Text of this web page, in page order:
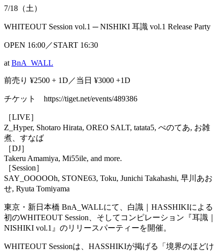
7/18（土）
WHITEOUT Session vol.1 ─ NISHIKI 耳識 vol.1 Release Party
OPEN 16:00／START 16:30
at BnA_WALL
前売り ¥2500 + 1D／当日 ¥3000 +1D
チケット https://tiget.net/events/489386
［LIVE］
Z_Hyper, Shotaro Hirata, OREO SALT, tatata5, ぺのてあ, お雑
煮、すなば
［DJ］
Takeru Amamiya, Mi55ile, and more.
［Session］
SAY_OOOOOh, STONE63, Toku, Junichi Takahashi, 早川あお
せ, Ryuta Tomiyama
東京・新日本橋 BnA_WALLにて、白識｜HASSHIKIによる
初のWHITEOUT Session、そしてコンピレーション『耳識｜
NISHIKI vol.1』のリリースパーティーを開催。
WHITEOUT Sessionは、HASSHIKIが掲げる「境界のほどけ